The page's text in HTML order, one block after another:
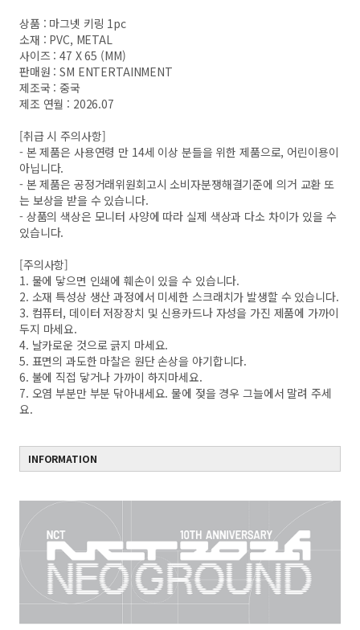
상품 : 마그넷 키링 1pc
소재 : PVC, METAL
사이즈 : 47 X 65 (MM)
판매원 : SM ENTERTAINMENT
제조국 : 중국
제조 연월 : 2026.07
[취급 시 주의사항]
- 본 제품은 사용연령 만 14세 이상 분들을 위한 제품으로, 어린이용이
아닙니다.
- 본 제품은 공정거래위원회고시 소비자분쟁해결기준에 의거 교환 또
는 보상을 받을 수 있습니다.
- 상품의 색상은 모니터 사양에 따라 실제 색상과 다소 차이가 있을 수
있습니다.
[주의사항]
1. 물에 닿으면 인쇄에 훼손이 있을 수 있습니다.
2. 소재 특성상 생산 과정에서 미세한 스크래치가 발생할 수 있습니다.
3. 컴퓨터, 데이터 저장장치 및 신용카드나 자성을 가진 제품에 가까이
두지 마세요.
4. 날카로운 것으로 긁지 마세요.
5. 표면의 과도한 마찰은 원단 손상을 야기합니다.
6. 불에 직접 닿거나 가까이 하지마세요.
7. 오염 부분만 부분 닦아내세요. 물에 젖을 경우 그늘에서 말려 주세
요.
INFORMATION